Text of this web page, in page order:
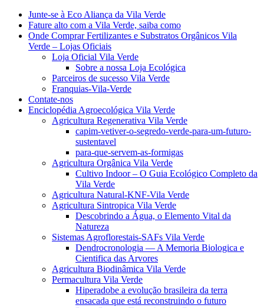
Junte-se à Eco Aliança da Vila Verde
Fature alto com a Vila Verde, saiba como
Onde Comprar Fertilizantes e Substratos Orgânicos Vila
Verde – Lojas Oficiais
Loja Oficial Vila Verde
Sobre a nossa Loja Ecológica
Parceiros de sucesso Vila Verde
Franquias-Vila-Verde
Contate-nos
Enciclopédia Agroecológica Vila Verde
Agricultura Regenerativa Vila Verde
capim-vetiver-o-segredo-verde-para-um-futuro-
sustentavel
para-que-servem-as-formigas
Agricultura Orgânica Vila Verde
Cultivo Indoor – O Guia Ecológico Completo da
Vila Verde
Agricultura Natural-KNF-Vila Verde
Agricultura Sintropica Vila Verde
Descobrindo a Água, o Elemento Vital da
Natureza
Sistemas Agroflorestais-SAFs Vila Verde
Dendrocronologia — A Memoria Biologica e
Cientifica das Arvores
Agricultura Biodinâmica Vila Verde
Permacultura Vila Verde
Hiperadobe a evolução brasileira da terra
ensacada que está reconstruindo o futuro